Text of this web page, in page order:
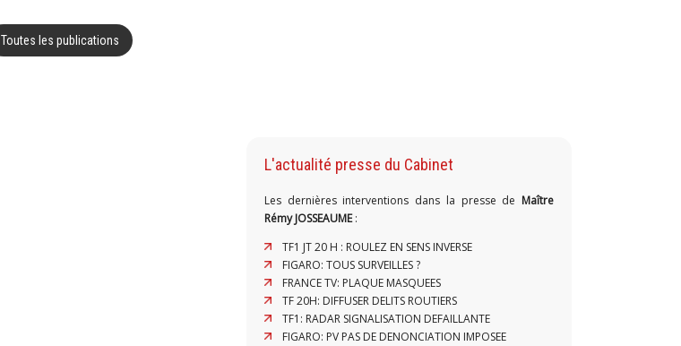
Toutes les publications
L'actualité presse du Cabinet
Les dernières interventions dans la presse de Maître
Rémy JOSSEAUME:
TF1 JT 20 H : ROULEZ EN SENS INVERSE
FIGARO: TOUS SURVEILLES ?
FRANCE TV: PLAQUE MASQUEES
TF 20H: DIFFUSER DELITS ROUTIERS
TF1: RADAR SIGNALISATION DEFAILLANTE
FIGARO: PV PAS DE DENONCIATION IMPOSEE